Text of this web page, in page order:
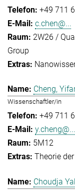
+49 711
c.chen@...
2W26 /
Group
Cheng,
Wissenschaftler/in
+49 711
y.cheng@...
5M12
Theorie
Choudja